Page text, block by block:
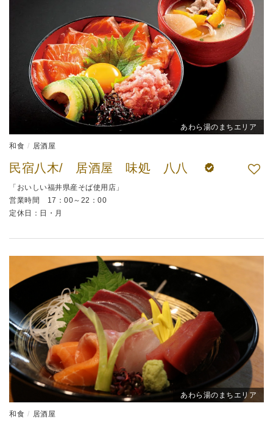
あわら湯のまちエリア
和食 居酒屋
民宿八木/ 居酒屋 味処 八八
「おいしい福井県産そば使用店」
営業時間 17：00～22：00
定休日：日・月
あわら湯のまちエリア
和食 居酒屋